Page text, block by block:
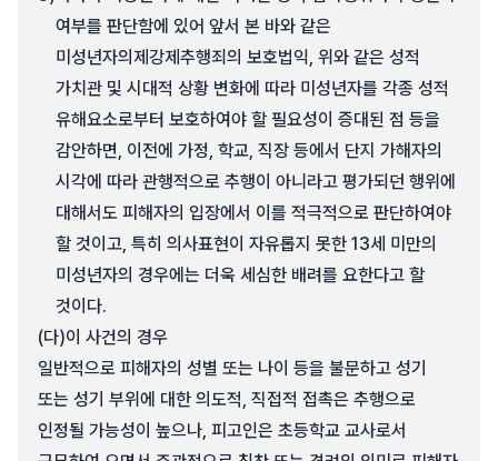
여부를 판단함에 있어 앞서 본 바와 같은
미성년자의제강제추행죄의 보호법익, 위와 같은 성적
가치관 및 시대적 상황 변화에 따라 미성년자를 각종 성적
유해요소로부터 보호하여야 할 필요성이 증대된 점 등을
감안하면, 이전에 가정, 학교, 직장 등에서 단지 가해자의
시각에 따라 관행적으로 추행이 아니라고 평가되던 행위에
대해서도 피해자의 입장에서 이를 적극적으로 판단하여야
할 것이고, 특히 의사표현이 자유롭지 못한 13세 미만의
미성년자의 경우에는 더욱 세심한 배려를 요한다고 할
것이다.
(다)이 사건의 경우
일반적으로 피해자의 성별 또는 나이 등을 불문하고 성기
또는 성기 부위에 대한 의도적, 직접적 접촉은 추행으로
인정될 가능성이 높으나, 피고인은 초등학교 교사로서